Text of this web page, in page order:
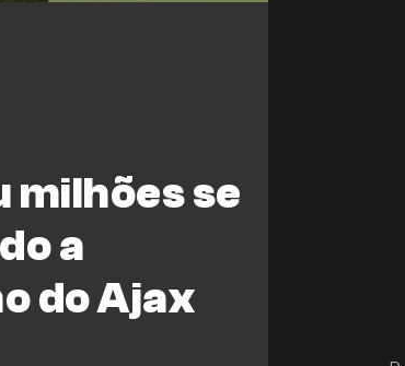
milhões se
a
do Ajax